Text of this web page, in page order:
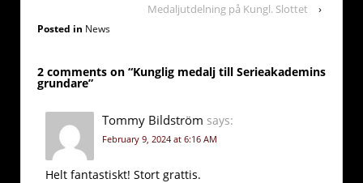
Medaljutdelning på Kungl. Slottet
›
Posted in News
2 comments on “Kunglig medalj till Serieakademins
grundare”
Tommy Bildström says:
February 9, 2024 at 6:16 AM
Helt fantastiskt! Stort grattis.